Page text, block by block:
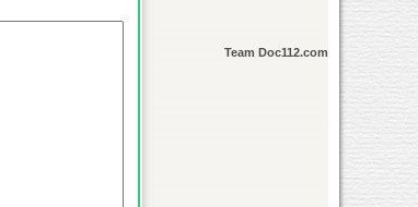
Team Doc112.com